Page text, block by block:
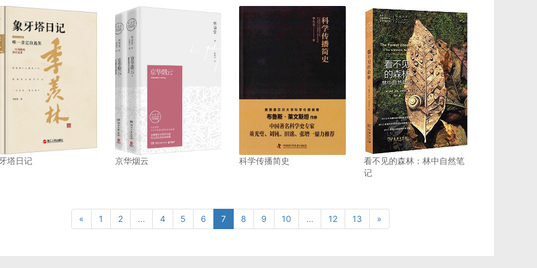
塔日记 京华烟云 科学传播简史
看不见的森林：林中自然笔
记
« 1 2 ... 4 5 6 7 8 9 10 ... 12 13 »